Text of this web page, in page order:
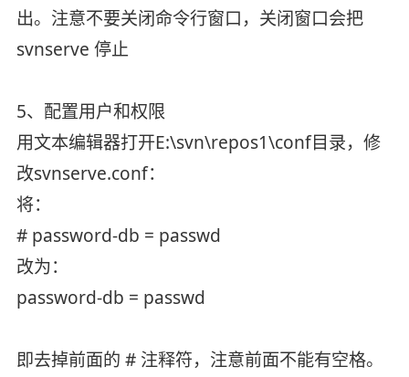
出。注意不要关闭命令行窗口，关闭窗口会把
svnserve 停止
5、配置用户和权限
用文本编辑器打开E:\svn\repos1\conf目录，修
改svnserve.conf：
将：
# password-db = passwd
改为：
password-db = passwd
即去掉前面的 # 注释符，注意前面不能有空格。